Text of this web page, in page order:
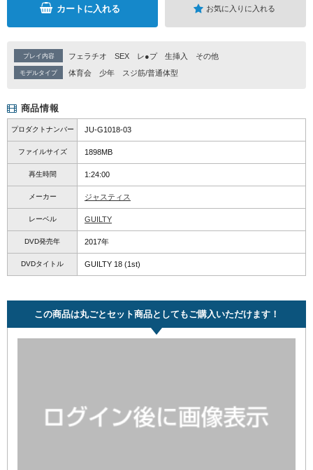
カートに入れる お気に入りに入れる
プレイ内容 フェラチオ SEX レ●プ 生挿入 その他
モデルタイプ 体育会 少年 スジ筋/普通体型
商品情報
プロダクトナンバー JU-G1018-03
ファイルサイズ 1898MB
再生時間 1:24:00
メーカー ジャスティス
レーベル GUILTY
DVD発売年 2017年
DVDタイトル GUILTY 18 (1st)
この商品は丸ごとセット商品としてもご購入いただけます！